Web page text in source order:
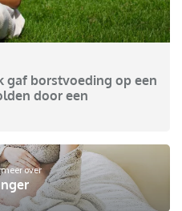
gaf borstvoeding op een
door een
over